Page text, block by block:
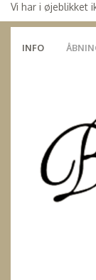
Vi har i øjeblikket
INFO